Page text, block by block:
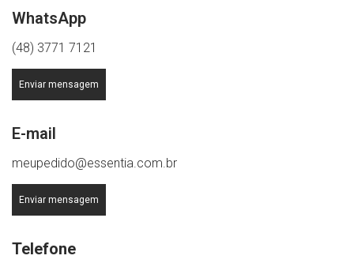
WhatsApp
(48) 3771 7121
Enviar mensagem
E-mail
meupedido@essentia.com.br
Enviar mensagem
Telefone